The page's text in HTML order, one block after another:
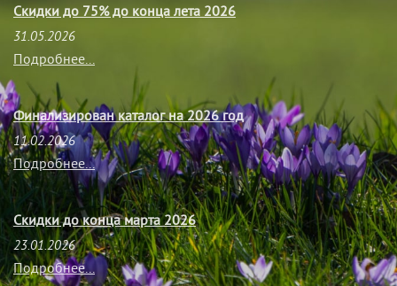
Скидки до 75% до конца лета 2026
31.05.2026
Подробнее...
Финализирован каталог на 2026 год
11.02.2026
Подробнее...
Скидки до конца марта 2026
23.01.2026
Подробнее...